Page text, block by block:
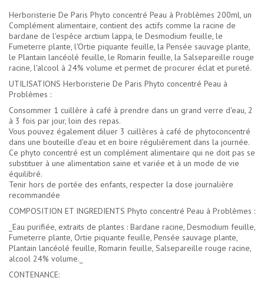
Herboristerie De Paris Phyto concentré Peau à Problèmes 200ml, un
Complément alimentaire, contient des actifs comme la racine de
bardane de l'espèce arctium lappa, le Desmodium feuille, le
Fumeterre plante, l'Ortie piquante feuille, la Pensée sauvage plante,
le Plantain lancéolé feuille, le Romarin feuille, la Salsepareille rouge
racine, l'alcool à 24% volume et permet de procurer éclat et pureté.
UTILISATIONS Herboristerie De Paris Phyto concentré Peau à
Problèmes :
Consommer 1 cuillère à café à prendre dans un grand verre d'eau, 2
à 3 fois par jour, loin des repas.
Vous pouvez également diluer 3 cuillères à café de phytoconcentré
dans une bouteille d'eau et en boire régulièrement dans la journée.
Ce phyto concentré est un complément alimentaire qui ne doit pas se
substituer à une alimentation saine et variée et à un mode de vie
équilibré.
Tenir hors de portée des enfants, respecter la dose journalière
recommandée
COMPOSITION ET INGREDIENTS Phyto concentré Peau à Problèmes :
_Eau purifiée, extraits de plantes : Bardane racine, Desmodium feuille,
Fumeterre plante, Ortie piquante feuille, Pensée sauvage plante,
Plantain lancéolé feuille, Romarin feuille, Salsepareille rouge racine,
alcool 24% volume._
CONTENANCE: